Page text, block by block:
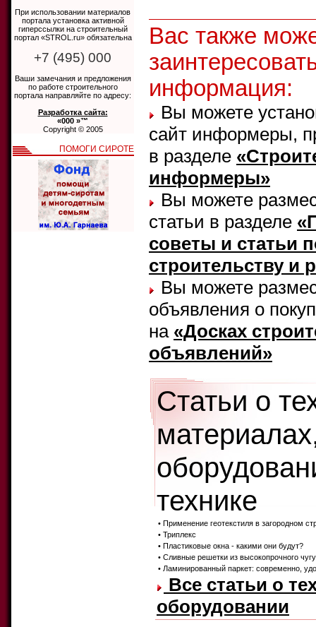
Вас также
информация:
Вы можете
сайт информеры,
в разделе
информеры»
Вы можете
статьи в разделе
советы и статьи
строительству и
Вы можете
объявления о
на «Досках
объявлений»
Статьи о
технике
• Применение геотекстиля в загородном
• Триплекс
• Пластиковые окна - какими они будут?
• Сливные решетки из высокопрочного
• Ламинированный паркет: современно,
Все статьи о
оборудовании
При использовании материалов
портала установка активной
гиперссылки на строительный
портал «STROL.ru» обязательна
+7 (495) 000
Ваши замечания и предложения
по работе строительного
портала направляйте по адресу:
Разработка сайта:
«000 »™
Copyright © 2005
ПОМОГИ СИРОТЕ